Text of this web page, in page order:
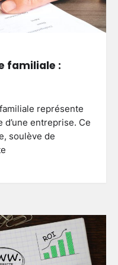
familiale :
représente
d’une entreprise. Ce
soulève de